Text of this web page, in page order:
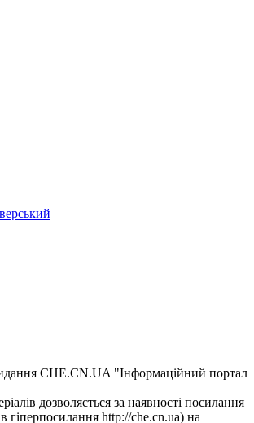
CHE.CN.UA "Інформаційний портал
дозволяється за наявності посилання
гіперпосилання http://che.cn.ua) на